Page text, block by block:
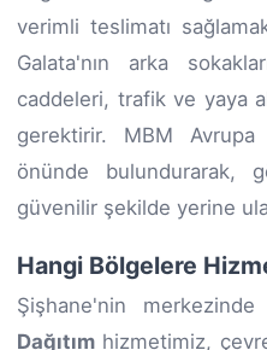
verimli teslimatı
Galata'nın arka
caddeleri, trafik ve yaya
gerektirir. MBM
önünde bulundurarak,
güvenilir şekilde yerine
Hangi Bölgelere
Şişhane'nin
Dağıtım hizmetimiz,